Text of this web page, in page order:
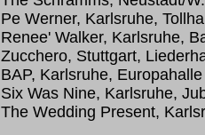
Pe Werner, Karlsruhe,
Renee' Walker, Karlsruhe,
Zucchero, Stuttgart,
BAP, Karlsruhe, Europahalle
Six Was Nine, Karlsruhe,
The Wedding Present,